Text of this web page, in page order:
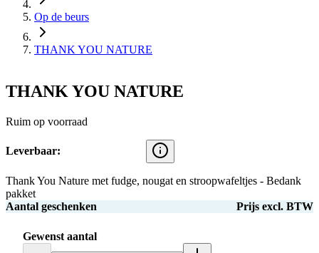
Op de beurs
THANK YOU NATURE
THANK YOU NATURE
Ruim op voorraad
Leverbaar:
Thank You Nature met fudge, nougat en stroopwafeltjes - Bedank
pakket
Aantal geschenken
Prijs excl. BTW
Gewenst aantal